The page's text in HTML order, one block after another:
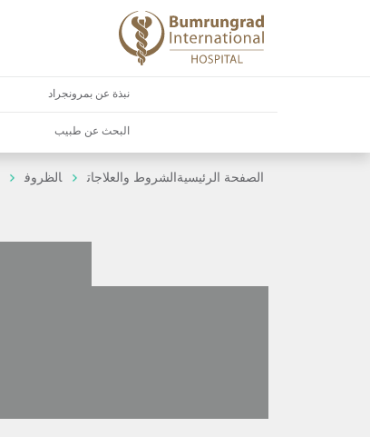
نبذة عن بمرونجراد
البحث عن طبيب
الصفحة الرئيسية الشروط والعلاجات الظروف